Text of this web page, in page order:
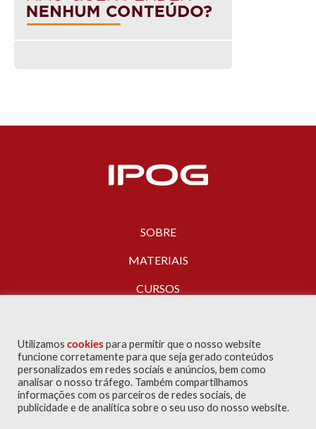
SOBRE
MATERIAIS
CURSOS
FALE CONOSCO
Utilizamos cookies para permitir que o nosso website
funcione corretamente para que seja gerado conteúdos
personalizados em redes sociais e anúncios, bem como
analisar o nosso tráfego. Também compartilhamos
informações com os parceiros de redes sociais, de
publicidade e de analítica sobre o seu uso do nosso website.